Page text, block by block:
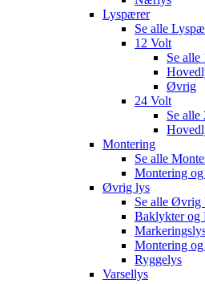
Lyspærer
Se alle
12 Volt
Se alle
Øvrig
24 Volt
Se alle
Montering
Se alle
Montering
Øvrig lys
Se alle Øvrig
Baklykter og
Montering
Ryggelys
Varsellys